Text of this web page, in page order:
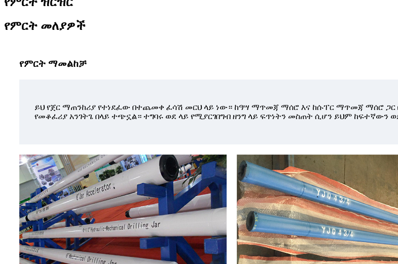
የምርት መለያዎች
የምርት ማመልከቻ
ይህ የጀር ማጠንከሪያ የተነደፈው በተጨመቀ ፈሳሽ መርህ ላይ ነው። ከዓሣ ማጥመጃ ማሰሮ እና ከሱፐር ማጥመጃ ማሰሮ
የመቆፈሪያ አንገትጌ በላይ ተጭኗል። ተግባሩ ወደ ላይ የሚያርገበግብ ዘንግ ላይ ፍጥነትን መስጠት ሲሆን ይህም ከፍተኛውን